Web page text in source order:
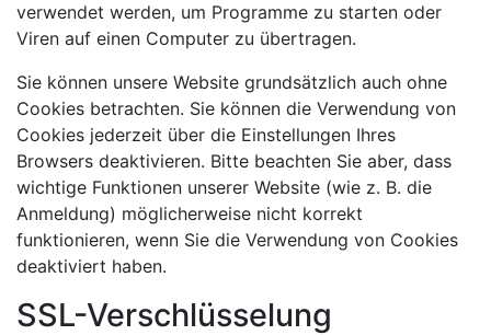
verwendet werden, um Programme zu starten oder
Viren auf einen Computer zu übertragen.
Sie können unsere Website grundsätzlich auch ohne
Cookies betrachten. Sie können die Verwendung von
Cookies jederzeit über die Einstellungen Ihres
Browsers deaktivieren. Bitte beachten Sie aber, dass
wichtige Funktionen unserer Website (wie z. B. die
Anmeldung) möglicherweise nicht korrekt
funktionieren, wenn Sie die Verwendung von Cookies
deaktiviert haben.
SSL-Verschlüsselung